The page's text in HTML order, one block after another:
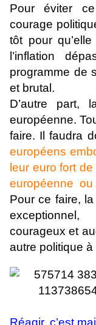
Pour éviter
courage
tôt pour
l’inflation
programme de
et brutal.
D’autre part,
européenne.
faire. Il faudra
européens
leur euro fort
européenne
Pour ce faire,
courageux et
autre politique à
Réagir, c’est